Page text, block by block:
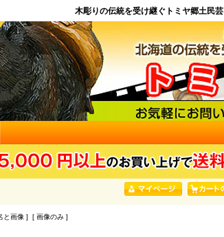
木彫りの伝統を受け継ぐトミヤ郷土民芸
と画像 ] [ 画像のみ ]